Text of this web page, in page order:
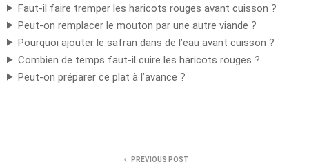
Faut-il faire tremper les haricots rouges avant cuisson ?
Peut-on remplacer le mouton par une autre viande ?
Pourquoi ajouter le safran dans de l’eau avant cuisson ?
Combien de temps faut-il cuire les haricots rouges ?
Peut-on préparer ce plat à l’avance ?
PREVIOUS POST